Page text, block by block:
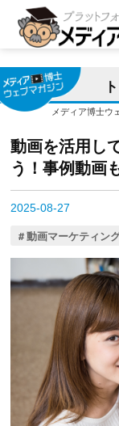
メディア博士ウ
動画を活用し
う！事例動画
2025-08-27
動画マーケティン